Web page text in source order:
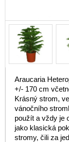
Araucaria
+/- 170 cm
Krásný strom,
vánočního
použít a vždy je
jako klasická
stromy, čili za